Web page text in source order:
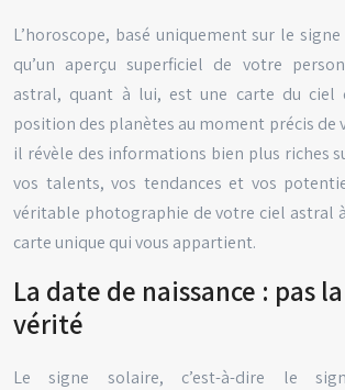
L’horoscope, basé uniquement sur le
qu’un aperçu superficiel de votre
astral, quant à lui, est une carte du ciel
position des planètes au moment précis de
il révèle des informations bien plus riches
vos talents, vos tendances et vos
véritable photographie de votre ciel astral
carte unique qui vous appartient.
La date de naissance : pas
vérité
Le signe solaire, c’est-à-dire le